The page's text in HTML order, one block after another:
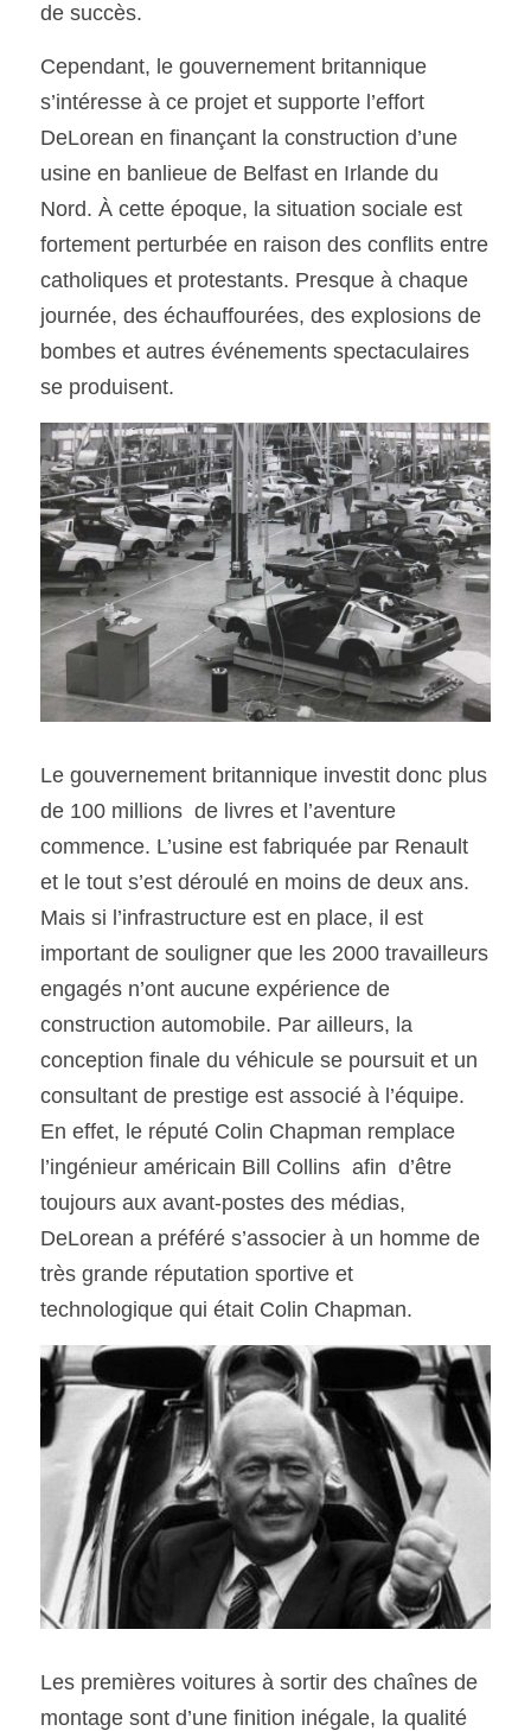
de succès.
Cependant, le gouvernement britannique
s’intéresse à ce projet et supporte l’effort
DeLorean en finançant la construction d’une
usine en banlieue de Belfast en Irlande du
Nord. À cette époque, la situation sociale est
fortement perturbée en raison des conflits entre
catholiques et protestants. Presque à chaque
journée, des échauffourées, des explosions de
bombes et autres événements spectaculaires
se produisent.
Le gouvernement britannique investit donc plus
de 100 millions  de livres et l’aventure
commence. L’usine est fabriquée par Renault
et le tout s’est déroulé en moins de deux ans.
Mais si l’infrastructure est en place, il est
important de souligner que les 2000 travailleurs
engagés n’ont aucune expérience de
construction automobile. Par ailleurs, la
conception finale du véhicule se poursuit et un
consultant de prestige est associé à l’équipe.
En effet, le réputé Colin Chapman remplace
l’ingénieur américain Bill Collins  afin  d’être
toujours aux avant-postes des médias,
DeLorean a préféré s’associer à un homme de
très grande réputation sportive et
technologique qui était Colin Chapman.
Les premières voitures à sortir des chaînes de
montage sont d’une finition inégale, la qualité